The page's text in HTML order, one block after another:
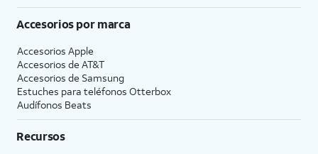
Accesorios por marca
Accesorios Apple
Accesorios de AT&T
Accesorios de Samsung
Estuches para teléfonos Otterbox
Audífonos Beats
Recursos